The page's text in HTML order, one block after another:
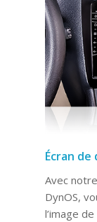
Écran
Avec
DynOS,
l’image